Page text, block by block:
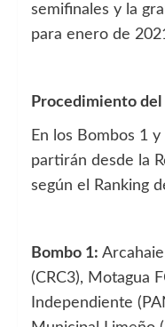
semifinales y la
para enero de
Procedimiento
En los Bombos 1
partirán desde la
según el Ranking
Bombo 1:
(CRC3), Motagua
Independiente